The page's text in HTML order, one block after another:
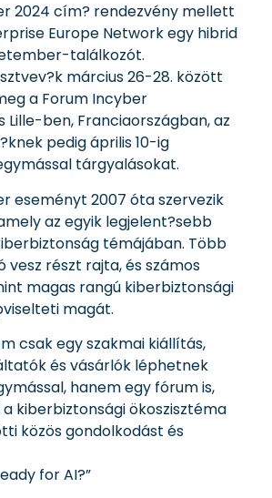
2024 cím? rendezvény mellett
Europe Network egy hibrid
találkozót.
március 26-28. között
a Forum Incyber
Lille-ben, Franciaországban, az
pedig április 10-ig
tárgyalásokat.
eseményt 2007 óta szervezik
az egyik legjelent?sebb
témájában. Több
vesz részt rajta, és számos
magas rangú kiberbiztonsági
magát.
csak egy szakmai kiállítás,
és vásárlók léphetnek
hanem egy fórum is,
kiberbiztonsági ökoszisztéma
közös gondolkodást és
for AI?”